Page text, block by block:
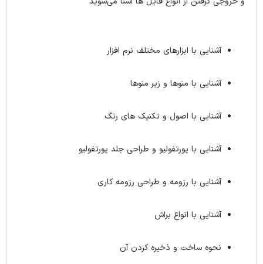
آشنایی با ابزارهای مختلف نرم افزار
آشنایی با منوها و زیر منوها
آشنایی با اصول و تکنیک های رنگ
آشنایی با پورتفولیو و طراحی جلد پورتفولیو
آشنایی با رزومه و طراحی رزومه کاری
آشنایی با انواع براش
نحوه ساخت و ذخیره کردن آن